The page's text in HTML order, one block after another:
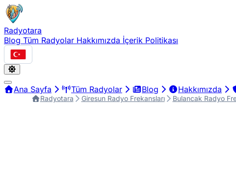
Radyotara
Blog Tüm Radyolar Hakkımızda İçerik Politikası
Türkçe
Ana Sayfa Tüm Radyolar Blog Hakkımızda
Radyotara Giresun Radyo Frekansları Bulancak Radyo